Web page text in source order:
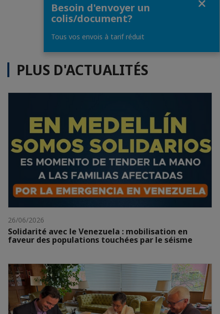
PLUS D'ACTUALITÉS
26/06/2026
Solidarité avec le Venezuela : mobilisation en
faveur des populations touchées par le séisme
Besoin d'envoyer un
colis/document?
Tous vos envois à tarif réduit